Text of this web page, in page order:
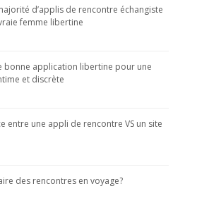
d’applis de rencontre échangiste
femme libertine
bonne application libertine pour une
et discrète
entre une appli de rencontre VS un site
des rencontres en voyage?